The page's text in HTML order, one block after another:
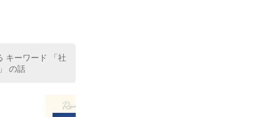
キーワード 「社
の話